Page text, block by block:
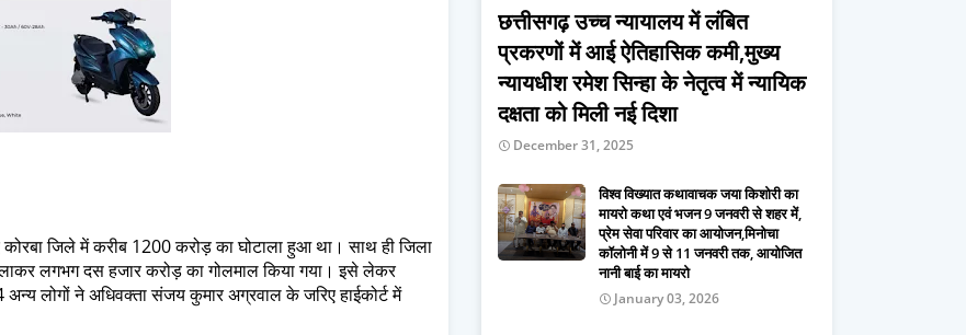
जिले में करीब 1200 करोड़ का घोटाला हुआ था। साथ ही जिला
लगभग दस हजार करोड़ का गोलमाल किया गया। इसे लेकर
अन्य लोगों ने अधिवक्ता संजय कुमार अग्रवाल के जरिए हाईकोर्ट में
छत्तीसगढ़ उच्च न्यायालय में लंबित
प्रकरणों में आई ऐतिहासिक कमी,मुख्य
न्यायधीश रमेश सिन्हा के नेतृत्व में न्यायिक
दक्षता को मिली नई दिशा
December 31, 2025
विश्व विख्यात कथावाचक जया किशोरी का
मायरो कथा एवं भजन 9 जनवरी से शहर में,
प्रेम सेवा परिवार का आयोजन,मिनोचा
कॉलोनी में 9 से 11 जनवरी तक, आयोजित
नानी बाई का मायरो
January 03, 2026